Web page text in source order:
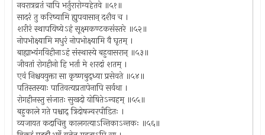
नवरात्रव्रतं चापि भर्तुरारोग्यहेतवे ॥५१॥
सादरं तु करिष्यामि ह्युपवासान् दशैव च ।
शरीरं स्थापयिष्येऽहं सूक्ष्मकण्टकसंस्तरे ॥५२॥
नोपभोक्ष्यामि मधुरं नोपभोक्ष्यामि वै घृतम् ।
बाह्याभ्यंगविहीनाऽहं संस्थास्ये बहुवासरान् ॥५३॥
जीवतां रोगहीनो हि भर्ता मे शरदां शतम् ।
एवं निश्चययुक्ता सा कृष्णबुद्ध्या प्रसेवते ॥५४॥
पतिस्तस्याः पातिवत्यप्रतापेनापि सर्वथा ।
रोगहीनस्तु संजातः सुखदो योषितेऽन्वहम् ॥५५॥
बहुकाले गते पश्चाद् त्रिदोषज्वरपीडितः ।
व्यजायत कदाचित्तु कालगत्याऽन्तिकाऽन्तकः ॥५६॥